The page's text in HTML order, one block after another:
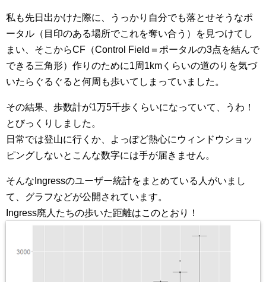
私も先日出かけた際に、うっかり自分でも落とせそうなポ
ータル（目印のある場所でこれを奪い合う）を見つけてし
まい、そこからCF（Control Field＝ポータルの3点を結んで
できる三角形）作りのために1周1kmくらいの道のりを気づ
いたらぐるぐると何周も歩いてしまっていました。
その結果、歩数計が1万5千歩くらいになっていて、うわ！
とびっくりしました。
日常では登山に行くか、よっぽど熱心にウィンドウショッ
ピングしないとこんな数字には手が届きません。
そんなIngressのユーザー統計をまとめている人がいまし
て、グラフなどが公開されています。
Ingress廃人たちの歩いた距離はこのとおり！